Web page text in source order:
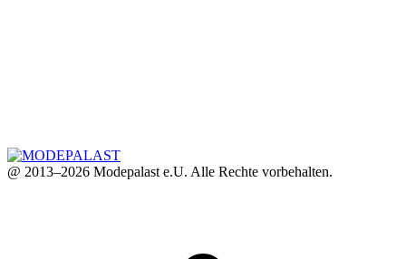
@ 2013–2026 Modepalast e.U. Alle Rechte vorbehalten.